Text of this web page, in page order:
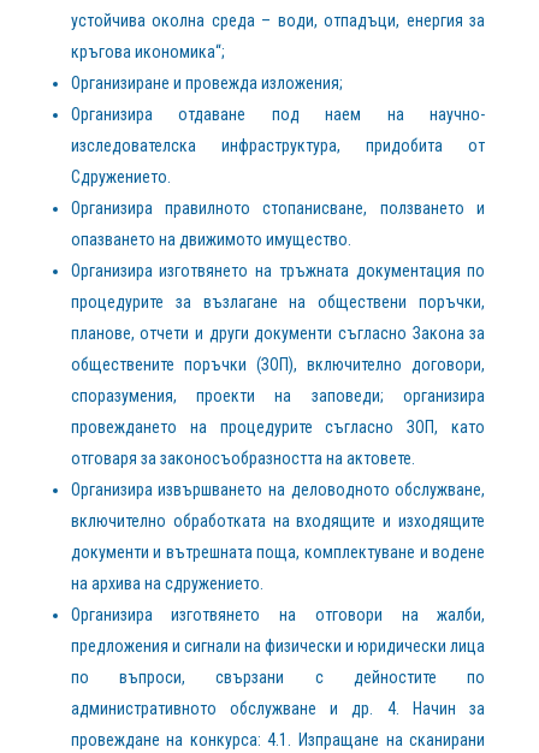
устойчива околна среда – води, отпадъци, енергия за
кръгова икономика“;
Организиране и провежда изложения;
Организира отдаване под наем на научно-
изследователска инфраструктура, придобита от
Сдружението.
Организира правилното стопанисване, ползването и
опазването на движимото имущество.
Организира изготвянето на тръжната документация по
процедурите за възлагане на обществени поръчки,
планове, отчети и други документи съгласно Закона за
обществените поръчки (ЗОП), включително договори,
споразумения, проекти на заповеди; организира
провеждането на процедурите съгласно ЗОП, като
отговаря за законосъобразността на актовете.
Организира извършването на деловодното обслужване,
включително обработката на входящите и изходящите
документи и вътрешната поща, комплектуване и водене
на архива на сдружението.
Организира изготвянето на отговори на жалби,
предложения и сигнали на физически и юридически лица
по въпроси, свързани с дейностите по
административното обслужване и др. 4. Начин за
провеждане на конкурса: 4.1. Изпращане на сканирани